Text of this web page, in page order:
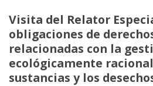
Visita del Relator
obligaciones de
relacionadas con la
ecológicamente
sustancias y los